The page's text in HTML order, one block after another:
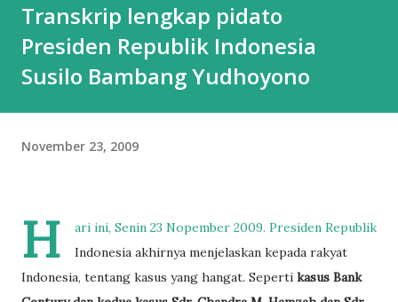
Transkrip lengkap pidato
Presiden Republik Indonesia
Susilo Bambang Yudhoyono
November 23, 2009
H
ari ini, Senin 23 Nopember 2009. Presiden Republik
Indonesia akhirnya menjelaskan kepada rakyat
Indonesia, tentang kasus yang hangat. Seperti kasus Bank